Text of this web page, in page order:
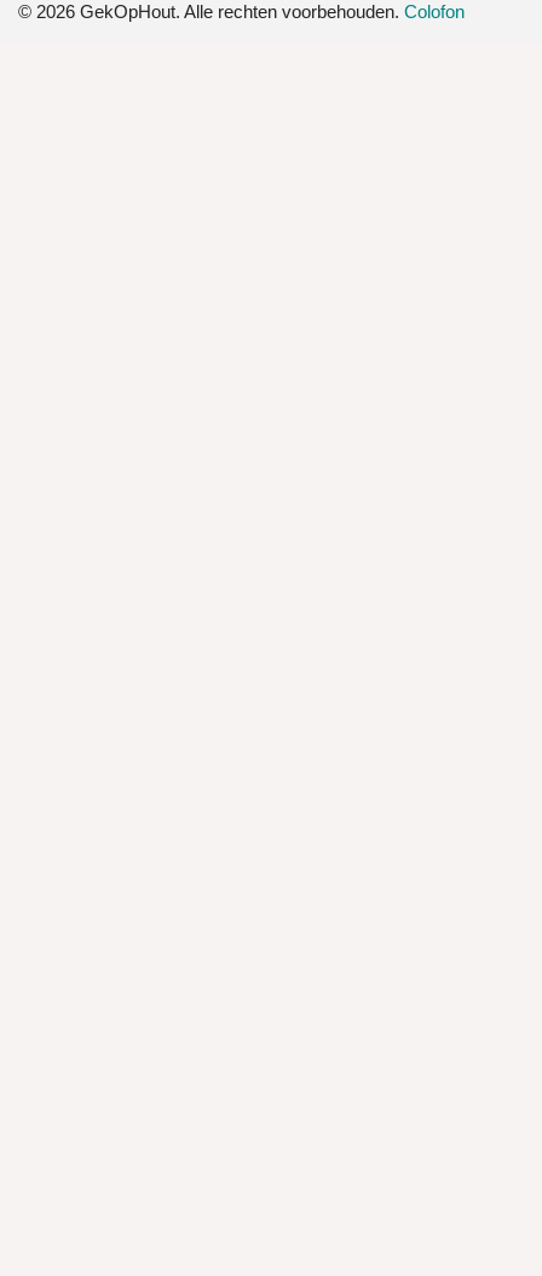
© 2026 GekOpHout. Alle rechten voorbehouden. Colofon